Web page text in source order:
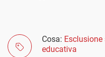
Cosa: Esclusione
educativa